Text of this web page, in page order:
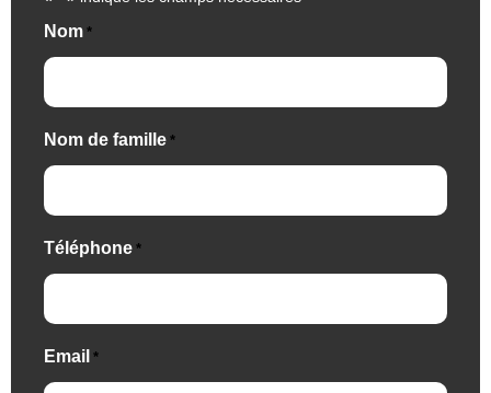
Nom *
Nom de famille *
Téléphone *
Email *